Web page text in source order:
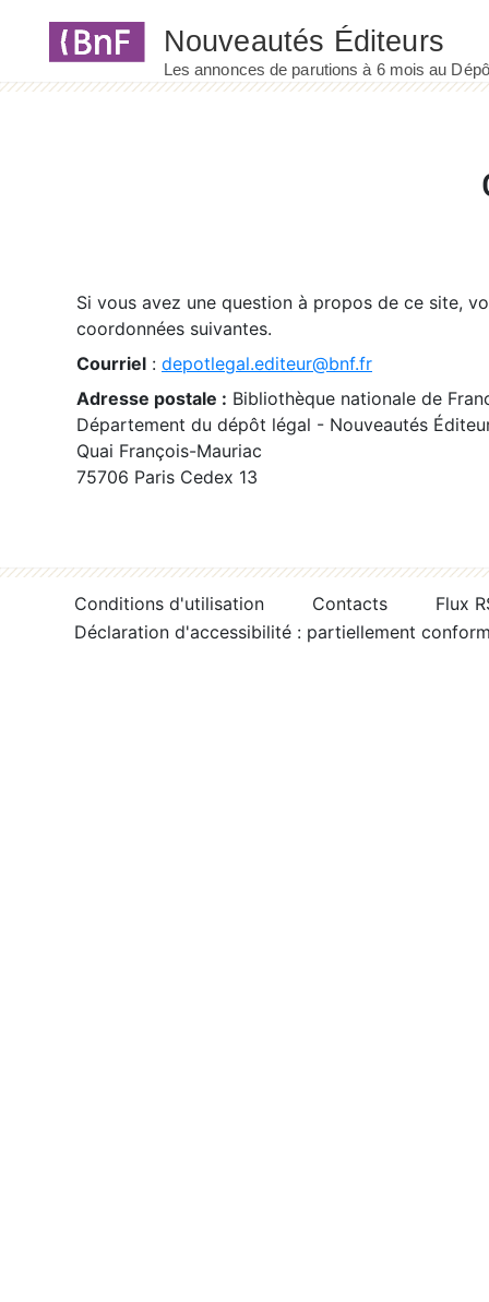
Si vous avez une question à propos de ce site,
coordonnées suivantes.
Courriel : depotlegal.editeur@bnf.fr
Adresse postale : Bibliothèque nationale de
Département du dépôt légal - Nouveautés
Quai François-Mauriac
75706 Paris Cedex 13
Conditions d'utilisation Contacts
Flux
Déclaration d'accessibilité : partiellement